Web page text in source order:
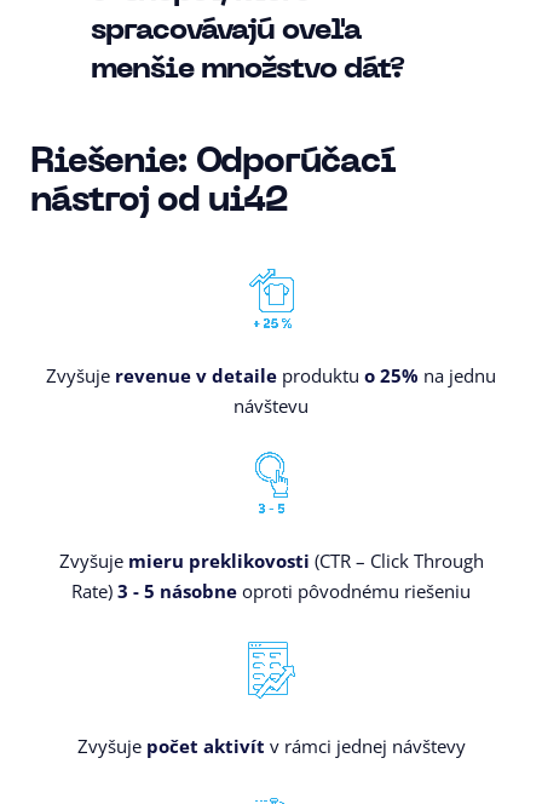
spracovávajú oveľa
menšie množstvo dát?
Riešenie: Odporúčací
nástroj od ui42
Zvyšuje revenue v detaile produktu o 25% na jednu
návštevu
Zvyšuje mieru preklikovosti (CTR – Click Through
Rate) 3 - 5 násobne oproti pôvodnému riešeniu
Zvyšuje počet aktivít v rámci jednej návštevy